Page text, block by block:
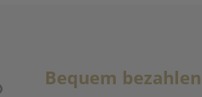
Bequem bezahlen